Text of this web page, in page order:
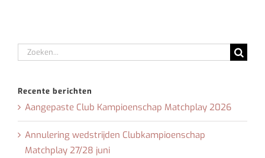
Zoeken
naar:
Recente berichten
Aangepaste Club Kampioenschap Matchplay 2026
Annulering wedstrijden Clubkampioenschap
Matchplay 27/28 juni